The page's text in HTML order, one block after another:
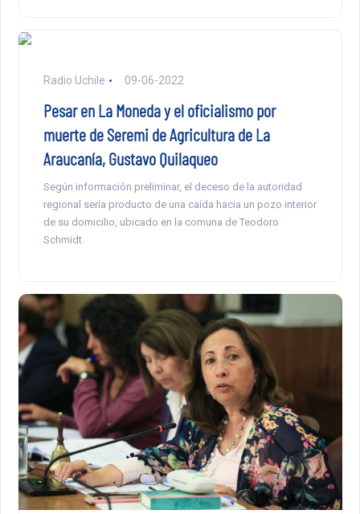
Radio Uchile 09-06-2022
Pesar en La Moneda y el oficialismo por
muerte de Seremi de Agricultura de La
Araucanía, Gustavo Quilaqueo
Según información preliminar, el deceso de la autoridad
regional sería producto de una caída hacia un pozo interior
de su domicilio, ubicado en la comuna de Teodoro
Schmidt.